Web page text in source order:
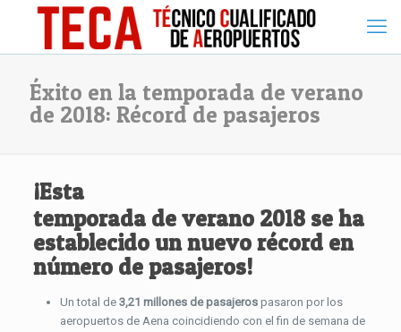
Éxito en la temporada de verano
de 2018: Récord de pasajeros
¡Esta
temporada de verano 2018se ha
establecido unnuevo récord en
número de pasajeros!
Un total de3,21 millones de pasajerospasaron por los
aeropuertos de Aena coincidiendo con el fin de semana de